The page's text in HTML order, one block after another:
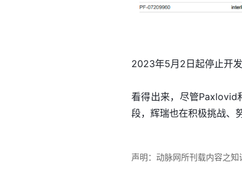
2023年5月2日起停止开发
看得出来，尽管Paxlovid
段，辉瑞也在积极挑战、
声明：动脉网所刊载内容之